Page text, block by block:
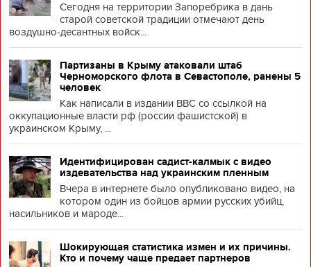
Сегодня на территории Запоребрика в дань
старой советской традиции отмечают день
воздушно-десантных войск...
Партизаны в Крыму атаковали штаб
Черноморского флота в Севастополе, ранены 5
человек
Как написали в издании BBC со ссылкой на
оккупационные власти рф (россии фашистской) в
украинском Крыму, ...
Идентифицирован садист-калмык с видео
издевательства над украинским пленным
Вчера в интернете было опубликовано видео, на
котором один из бойцов армии русских убийц,
насильников и мароде...
Шокирующая статистика измен и их причины.
Кто и почему чаще предает партнеров